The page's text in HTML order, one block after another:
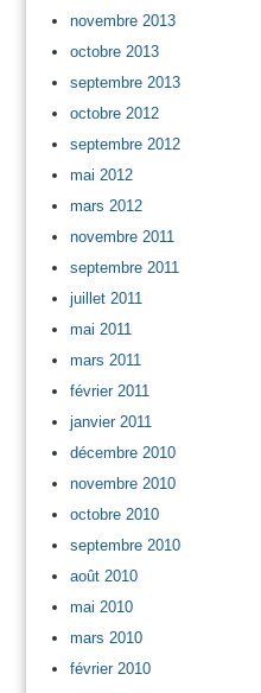
novembre 2013
octobre 2013
septembre 2013
octobre 2012
septembre 2012
mai 2012
mars 2012
novembre 2011
septembre 2011
juillet 2011
mai 2011
mars 2011
février 2011
janvier 2011
décembre 2010
novembre 2010
octobre 2010
septembre 2010
août 2010
mai 2010
mars 2010
février 2010